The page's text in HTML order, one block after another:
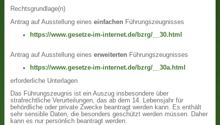
Rechtsgrundlage(n)
Antrag auf Ausstellung eineseinfachen Führungszeugnisses
https://www.gesetze-im-internet.de/bzrg/__30.html
Antrag auf Ausstellung eineserweiterten Führungszeugnisses
https://www.gesetze-im-internet.de/bzrg/__30a.html
erforderliche Unterlagen
Das Führungszeugnis ist ein Auszug insbesondere über
strafrechtliche Verurteilungen, das ab dem 14. Lebensjahr für
behördliche oder private Zwecke beantragt werden kann. Es enthält
sehr sensible Daten, die besonders geschützt werden müssen. Daher
kann es nur persönlich beantragt werden.